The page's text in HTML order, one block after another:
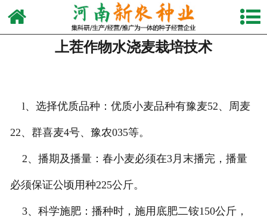
网站首页
关于我们
新闻动态
生产设备
上茬作物水浇麦栽培技术
l、选择优质品种：优质小麦品种有豫麦52、周麦
22、群喜麦4号、豫农035等。
2、播期及播量：春小麦必须在3月末播完，播量
必须保证公顷用种225公斤。
3、科学施肥：播种时，施用底肥二铵150公斤，